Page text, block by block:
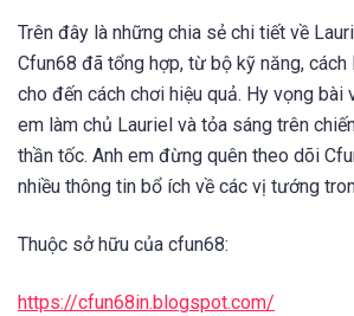
Trên đây là những chia sẻ chi tiết về
Cfun68 đã tổng hợp, từ bộ kỹ năng, cách
cho đến cách chơi hiệu quả. Hy vọng bài
em làm chủ Lauriel và tỏa sáng trên
thần tốc. Anh em đừng quên theo dõi
nhiều thông tin bổ ích về các vị tướng
Thuộc sở hữu của cfun68:
https://cfun68in.blogspot.com/